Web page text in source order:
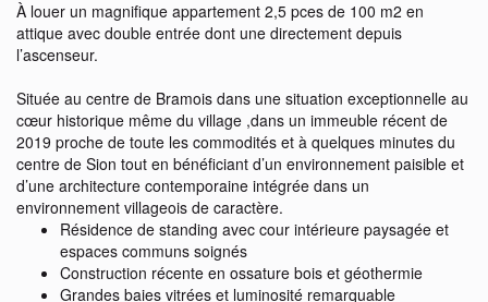
À louer un magnifique appartement 2,5 pces de 100 m2 en
attique avec double entrée dont une directement depuis
l’ascenseur.
Située au centre de Bramois dans une situation exceptionnelle au
cœur historique même du village ,dans un immeuble récent de
2019 proche de toute les commodités et à quelques minutes du
centre de Sion tout en bénéficiant d’un environnement paisible et
d’une architecture contemporaine intégrée dans un
environnement villageois de caractère.
Résidence de standing avec cour intérieure paysagée et
espaces communs soignés
Construction récente en ossature bois et géothermie
Grandes baies vitrées et luminosité remarquable